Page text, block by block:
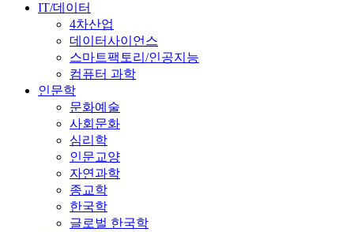
IT/데이터
4차산업
데이터사이언스
스마트팩토리/인공지능
컴퓨터 과학
인문학
문화예술
사회문화
심리학
인문교양
자연과학
종교학
한국학
글로벌 한국학